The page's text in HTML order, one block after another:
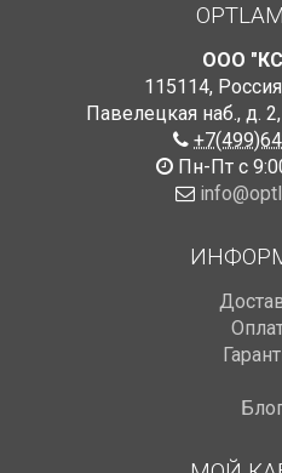
ООО
115114, Россия
Павелецкая наб., д. 2,
Пн-Пт с